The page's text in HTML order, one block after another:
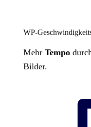
WP-
Mehr Tempo
Bilder.